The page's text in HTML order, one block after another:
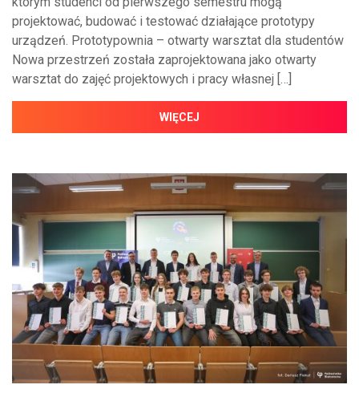
projektować, budować i testować działające prototypy
urządzeń. Prototypownia – otwarty warsztat dla studentów
Nowa przestrzeń została zaprojektowana jako otwarty
warsztat do zajęć projektowych i pracy własnej […]
WIĘCEJ